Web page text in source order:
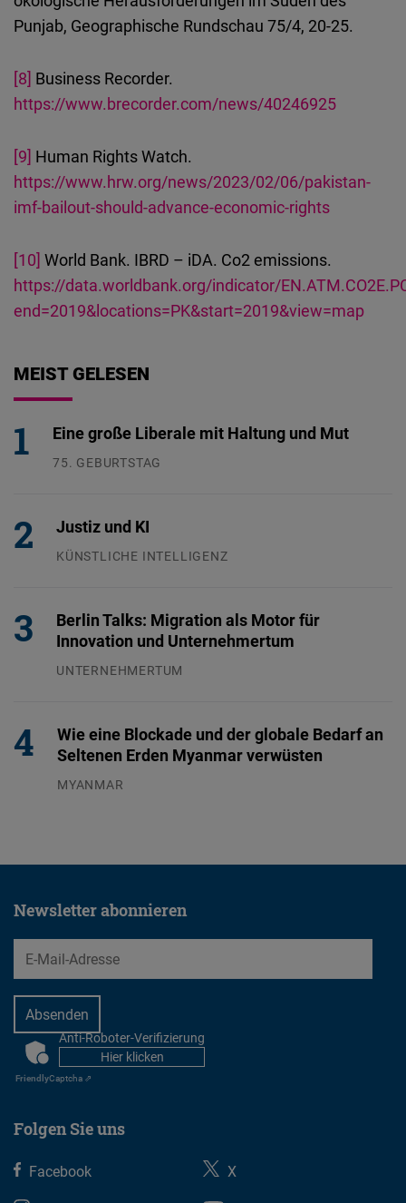
Punjab, Geographische Rundschau 75/4, 20-25.
[8] Business Recorder.
https://www.brecorder.com/news/40246925
[9] Human Rights Watch.
https://www.hrw.org/news/2023/02/06/pakistan-
imf-bailout-should-advance-economic-rights
[10] World Bank. IBRD – iDA. Co2 emissions.
https://data.worldbank.org/indicator/
end=2019&locations=PK&start=2019&view=map
MEIST GELESEN
Eine große Liberale mit Haltung und Mut
75. GEBURTSTAG
Justiz und KI
KÜNSTLICHE INTELLIGENZ
Berlin Talks: Migration als Motor für
Innovation und Unternehmertum
UNTERNEHMERTUM
Wie eine Blockade und der globale Bedarf an
Seltenen Erden Myanmar verwüsten
MYANMAR
Newsletter abonnieren
EMail
CAPTCHAAnti-Roboter-Verifizierung
Hier klicken
FriendlyCaptcha ⇗
Folgen Sie uns
Facebook
X